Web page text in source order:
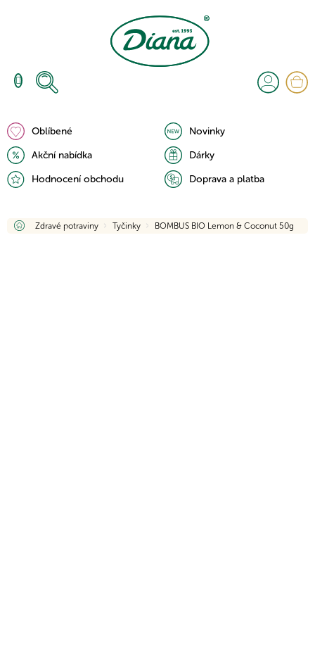
Oblíbené
Novinky
Akční nabídka
Dárky
Hodnocení obchodu
Doprava a platba
Domů
Zdravé potraviny Tyčinky BOMBUS BIO Lemon & Coconut 50g